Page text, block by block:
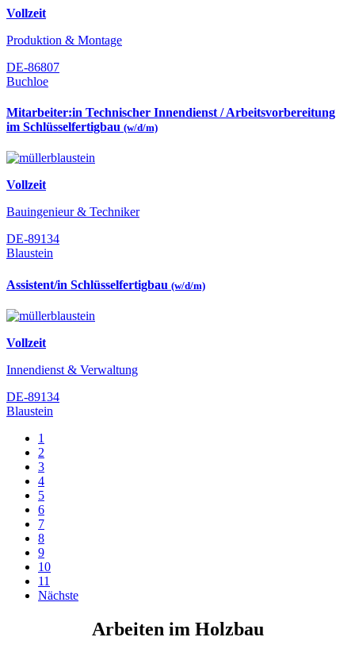
Vollzeit
Produktion & Montage
DE-86807
Buchloe
Mitarbeiter:in Technischer Innendienst / Arbeitsvorbereitung
im Schlüsselfertigbau (w/d/m)
Vollzeit
Bauingenieur & Techniker
DE-89134
Blaustein
Assistent/in Schlüsselfertigbau (w/d/m)
Vollzeit
Innendienst & Verwaltung
DE-89134
Blaustein
1
2
3
4
5
6
7
8
9
10
11
Nächste
Arbeiten im Holzbau